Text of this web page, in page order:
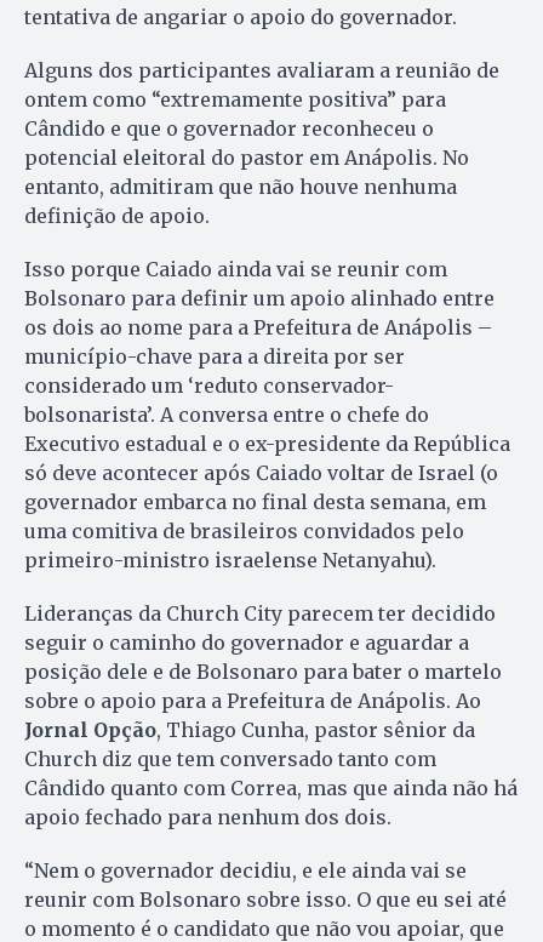
tentativa de angariar o apoio do governador.
Alguns dos participantes avaliaram a reunião de
ontem como “extremamente positiva” para
Cândido e que o governador reconheceu o
potencial eleitoral do pastor em Anápolis. No
entanto, admitiram que não houve nenhuma
definição de apoio.
Isso porque Caiado ainda vai se reunir com
Bolsonaro para definir um apoio alinhado entre
os dois ao nome para a Prefeitura de Anápolis –
município-chave para a direita por ser
considerado um ‘reduto conservador-
bolsonarista’. A conversa entre o chefe do
Executivo estadual e o ex-presidente da República
só deve acontecer após Caiado voltar de Israel (o
governador embarca no final desta semana, em
uma comitiva de brasileiros convidados pelo
primeiro-ministro israelense Netanyahu).
Lideranças da Church City parecem ter decidido
seguir o caminho do governador e aguardar a
posição dele e de Bolsonaro para bater o martelo
sobre o apoio para a Prefeitura de Anápolis. Ao
Jornal Opção, Thiago Cunha, pastor sênior da
Church diz que tem conversado tanto com
Cândido quanto com Correa, mas que ainda não há
apoio fechado para nenhum dos dois.
“Nem o governador decidiu, e ele ainda vai se
reunir com Bolsonaro sobre isso. O que eu sei até
o momento é o candidato que não vou apoiar, que